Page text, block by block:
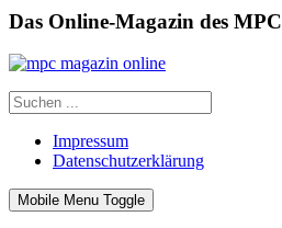
Das Online-Magazin des MPC
Impressum
Datenschutzerklärung
Mobile Menu Toggle